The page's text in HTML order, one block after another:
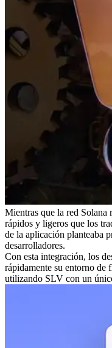
Mientras que la red Solana
rápidos y ligeros que los
de la aplicación planteaba
desarrolladores.
Con esta integración, los
rápidamente su entorno de
utilizando SLV con un